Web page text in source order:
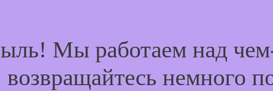
Мы работаем над
возвращайтесь немного